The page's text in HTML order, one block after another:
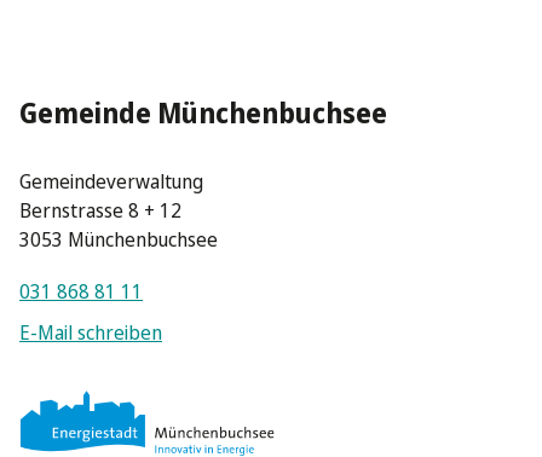
Gemeinde Münchenbuchsee
Gemeindeverwaltung
Bernstrasse 8 + 12
3053 Münchenbuchsee
031 868 81 11
E-Mail schreiben